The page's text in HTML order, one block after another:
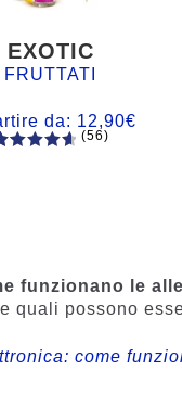
EXOTIC
FRUTTATI
da: 12,90€
i
(56)
funzionano le
quali possono
come